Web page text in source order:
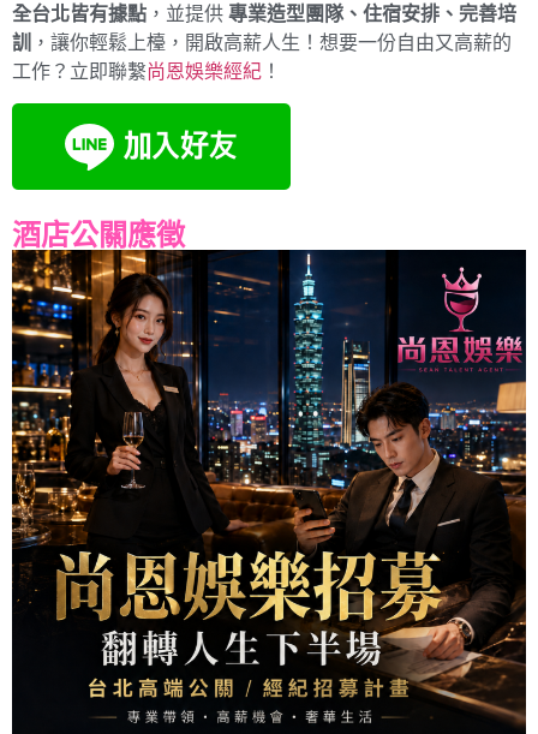
全台北皆有據點 ，並提供 專業造型團隊、住宿安排、完善培
訓
，讓你輕鬆上檯，開啟高薪人生！想要一份自由又高薪的
工作？立即聯繫尚恩娛樂經紀 ！
酒店公關應徵